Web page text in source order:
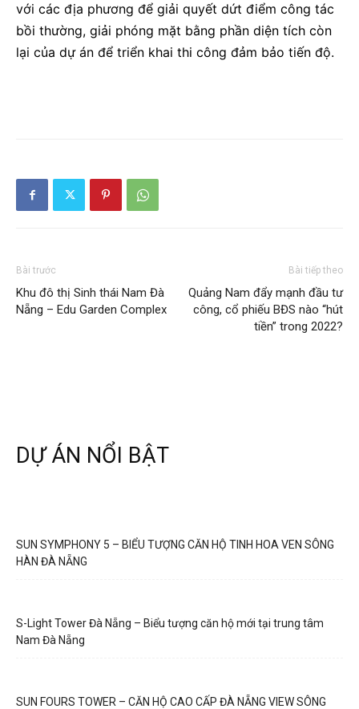
với các địa phương để giải quyết dứt điểm công tác
bồi thường, giải phóng mặt bằng phần diện tích còn
lại của dự án để triển khai thi công đảm bảo tiến độ.
Bài trước
Khu đô thị Sinh thái Nam Đà
Nẵng – Edu Garden Complex
Bài tiếp theo
Quảng Nam đẩy mạnh đầu tư
công, cổ phiếu BĐS nào “hút
tiền” trong 2022?
DỰ ÁN NỔI BẬT
SUN SYMPHONY 5 – BIỂU TƯỢNG CĂN HỘ TINH HOA VEN SÔNG
HÀN ĐÀ NẴNG
S-Light Tower Đà Nẵng – Biểu tượng căn hộ mới tại trung tâm
Nam Đà Nẵng
SUN FOURS TOWER – CĂN HỘ CAO CẤP ĐÀ NẴNG VIEW SÔNG